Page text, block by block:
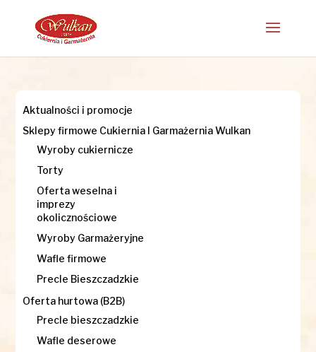
Aktualności i promocje
Sklepy firmowe Cukiernia I Garmażernia Wulkan
Wyroby cukiernicze
Torty
Oferta weselna i
imprezy
okolicznościowe
Wyroby Garmażeryjne
Wafle firmowe
Precle Bieszczadzkie
Oferta hurtowa (B2B)
Precle bieszczadzkie
Wafle deserowe